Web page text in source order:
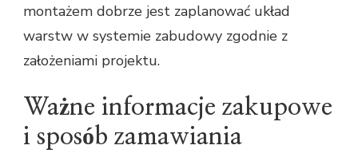
montażem dobrze jest zaplanować układ
warstw w systemie zabudowy zgodnie z
założeniami projektu.
Ważne informacje zakupowe
i sposób zamawiania